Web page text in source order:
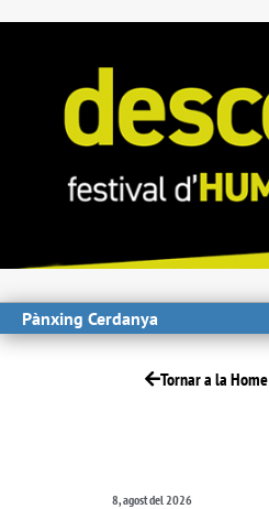
Pànxing Cerdanya
Tornar a la Home
8, agost del 2026